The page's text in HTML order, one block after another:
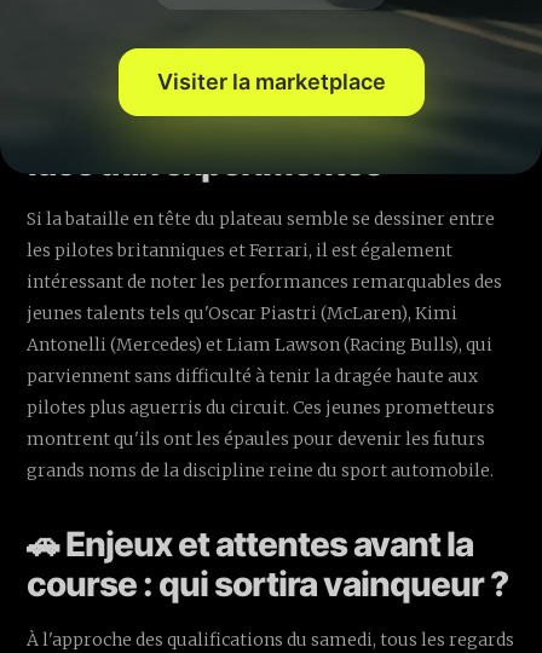
20. Franco Colapinto (Alpine) +1.473s
🌟 La jeunesse au rendez-vous
face aux expérimentés
Si la bataille en tête du plateau semble se dessiner entre
les pilotes britanniques et Ferrari, il est également
intéressant de noter les performances remarquables des
jeunes talents tels qu'Oscar Piastri (McLaren), Kimi
Antonelli (Mercedes) et Liam Lawson (Racing Bulls), qui
parviennent sans difficulté à tenir la dragée haute aux
pilotes plus aguerris du circuit. Ces jeunes prometteurs
montrent qu'ils ont les épaules pour devenir les futurs
grands noms de la discipline reine du sport automobile.
🚗 Enjeux et attentes avant la
course : qui sortira vainqueur ?
À l'approche des qualifications du samedi, tous les regards
Visiter la marketplace